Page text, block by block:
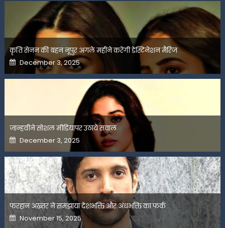
कृति सेनन की बहन नूपुर अगले महीने करेंगी डेस्टिनेशन मैरिज
Posted
on
December 3, 2025
जान्हवीने सोशल मीडियापर उठाये सवाल
Posted
on
December 3, 2025
फरहान अख्तर ने समझाया देशभक्ति और अंधभक्ति का फर्क
Posted
on
November 15, 2025